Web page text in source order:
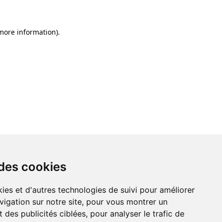
cookies
et d'autres technologies de suivi pour améliorer
sur notre site, pour vous montrer un
des publicités ciblées, pour analyser le trafic de
information).